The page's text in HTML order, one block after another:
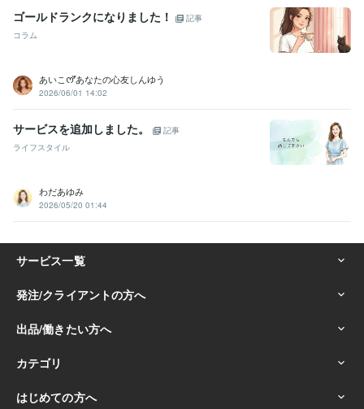
【関西弁使い分け】大阪弁でも舌巻く方も話せる力☪️:99年
【訛った英語話せる】シングリッシュで会話できる☪️:99年
悩み相談・カウンセリング
傾聴力と雑談、愚痴、女性の友達として
カサンドラ、毒親呪縛から救いたい。
自己肯定感を上げましょう
話し相手 愚痴聞き 悩み相談 かサンドラ
恋愛
hsp
メンタル
電話相談
雑談
学歴
語学力
ゴールドランクになりました！
記事
コラム
あいこꯁꯧあなたの心友しんゆう
2026/06/01 14:02
サービスを追加しました。
記事
ライフスタイル
わだあゆみ
2026/05/20 01:44